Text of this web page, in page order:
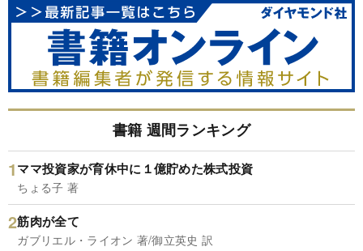
書籍 週間ランキング
ママ投資家が育休中に１億貯めた株式投資
ちょる子 著
筋肉が全て
ガブリエル・ライオン 著/御立英史 訳